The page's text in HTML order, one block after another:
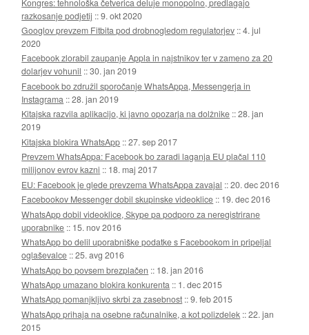
razkosanje podjetij ::9. okt 2020
Googlov prevzem Fitbita pod drobnogledom regulatorjev ::4. jul
2020
Facebook zlorabil zaupanje Appla in najstnikov ter v zameno za 20
dolarjev vohunil ::30. jan 2019
Facebook bo združil sporočanje WhatsAppa, Messengerja in
Instagrama ::28. jan 2019
Kitajska razvila aplikacijo, ki javno opozarja na dolžnike ::28. jan
2019
Kitajska blokira WhatsApp ::27. sep 2017
Prevzem WhatsAppa: Facebook bo zaradi laganja EU plačal 110
milijonov evrov kazni :: 18. maj 2017
EU: Facebook je glede prevzema WhatsAppa zavajal ::20. dec 2016
Facebookov Messenger dobil skupinske videoklice :: 19. dec 2016
WhatsApp dobil videoklice, Skype pa podporo za neregistrirane
uporabnike :: 15. nov 2016
WhatsApp bo delil uporabniške podatke s Facebookom in pripeljal
oglaševalce ::25. avg 2016
WhatsApp bo povsem brezplačen :: 18. jan 2016
WhatsApp umazano blokira konkurenta :: 1. dec 2015
WhatsApp pomanjkljivo skrbi za zasebnost ::9. feb 2015
WhatsApp prihaja na osebne računalnike, a kot polizdelek ::22. jan
2015